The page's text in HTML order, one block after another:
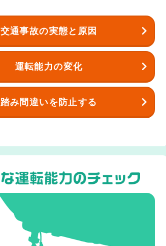
交通事故の実態と原因
運転能力の変化
踏み間違いを防止する